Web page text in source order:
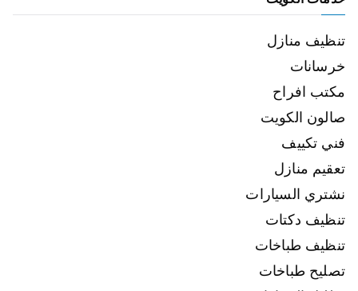
تنظيف منازل
خرسانات
مكتب افراح
صالون الكويت
فني تكييف
تعقيم منازل
نشتري السيارات
تنظيف دكتات
تنظيف طباخات
تصليح طباخات